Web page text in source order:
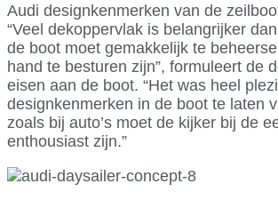
Audi designkenmerken van de
“Veel dekoppervlak is belangrijker
de boot moet gemakkelijk te
hand te besturen zijn”, formuleert de
eisen aan de boot. “Het was heel
designkenmerken in de boot te laten
zoals bij auto’s moet de kijker bij de
enthousiast zijn.”